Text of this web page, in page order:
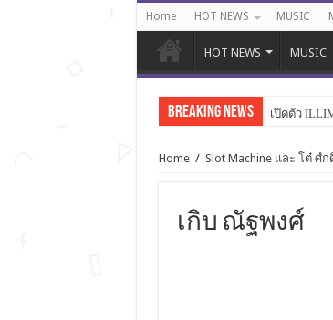
Home HOT NEWS MUSIC
HOT NEWS MUSIC
Breaking News เปิดตัว
Home / Slot Machine และ โต๋ ศํ
เกิบ ณัฐพงศ์